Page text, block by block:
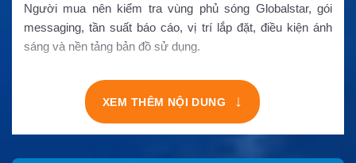
Người mua nên kiểm tra vùng phủ sóng Globalstar, gói
messaging, tần suất báo cáo, vị trí lắp đặt, điều kiện ánh
sáng và nền tảng bản đồ sử dụng.
XEM THÊM NỘI DUNG ↓